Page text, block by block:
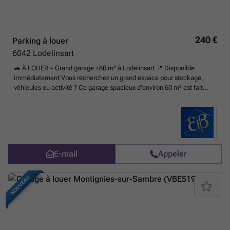
240 €
Parking à louer
6042 Lodelinsart
🚗 À LOUER – Grand garage ±60 m² à Lodelinsart 📍 Disponible
immédiatement Vous recherchez un grand espace pour stockage,
véhicules ou activité ? Ce garage spacieux d'environ 60 m² est fait
6 m (légèrement plus étroit à l’avant) ✔ Profondeur : entre ± 5,5 et 6 m
✔ Porte d’entrée : • Largeur : ± 2,70 m • Hauteur : entre 2,60 et 2,70 m
✔ Accès facile 💰 Conditions : • Loyer : 240 € / mois • Garantie
Disponibilité : immédiate 📍 Adresse : Rue de la Brasserie Mont-Plaisir
12+, 6042 Lodelinsart 📞 Intéressé(e) ? Contactez-nous pour une visite
! ☎ ### 🌐 ### #location #garage #lodelinsart #immobilier
#stockage #charleroi #locationgarage #elenaimmo 🚀En savoir
plus ?
E-mail Appeler
NOUVEAU